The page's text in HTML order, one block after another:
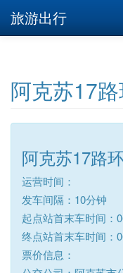
旅游出行
阿克苏17
阿克苏17路
运营时间：
发车间隔：10分钟
起点站首末车时间：
终点站首末车时间：
票价信息：